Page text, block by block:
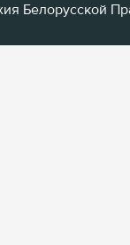
Белорусской